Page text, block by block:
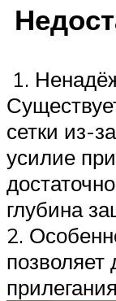
1.
сетки из-
усилие
глубина
2.
позволяет
прилегания